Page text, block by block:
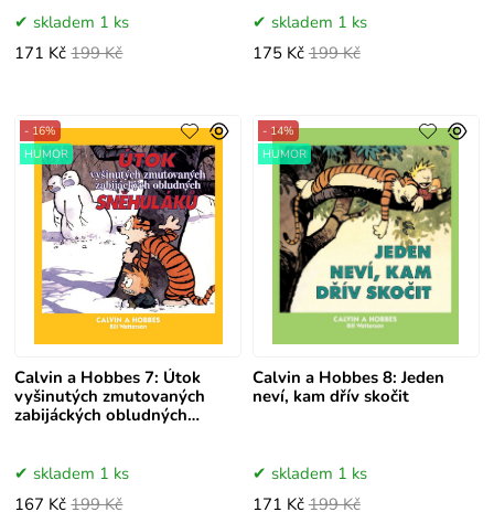
skladem 1 ks
171 Kč 199 Kč
skladem 1 ks
175 Kč 199 Kč
Calvin a Hobbes 7: Útok
vyšinutých zmutovaných
zabijáckých obludných
- 16%
HUMOR
skladem 1 ks
167 Kč 199 Kč
Calvin a Hobbes 8: Jeden
neví, kam dřív skočit
- 14%
HUMOR
skladem 1 ks
171 Kč 199 Kč